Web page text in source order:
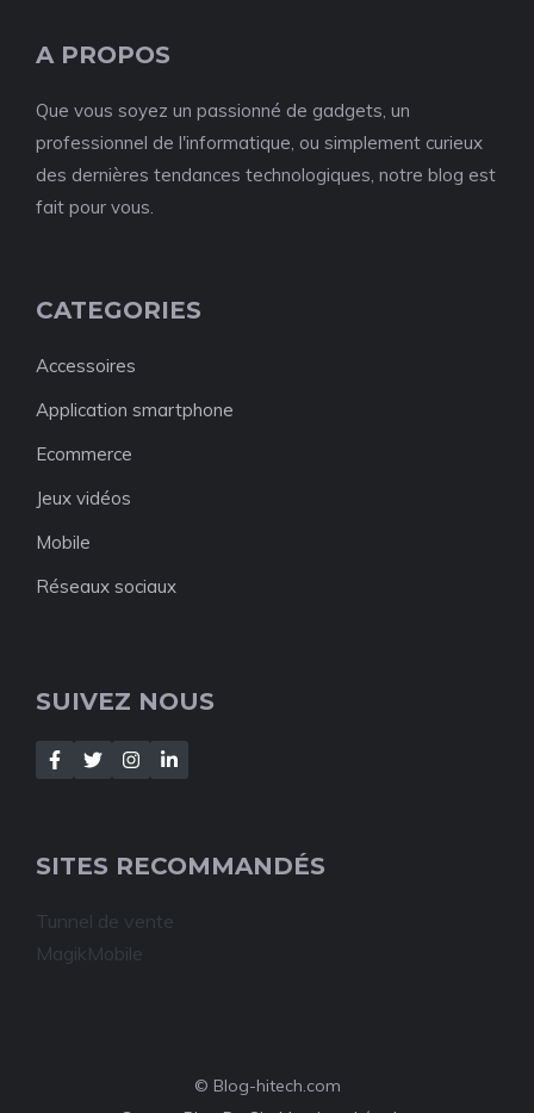
A PROPOS
Que vous soyez un passionné de gadgets, un
professionnel de l'informatique, ou simplement curieux
des dernières tendances technologiques, notre blog est
fait pour vous.
CATEGORIES
Accessoires
Application smartphone
Ecommerce
Jeux vidéos
Mobile
Réseaux sociaux
SUIVEZ NOUS
SITES RECOMMANDÉS
Tunnel de vente
MagikMobile
© Blog-hitech.com